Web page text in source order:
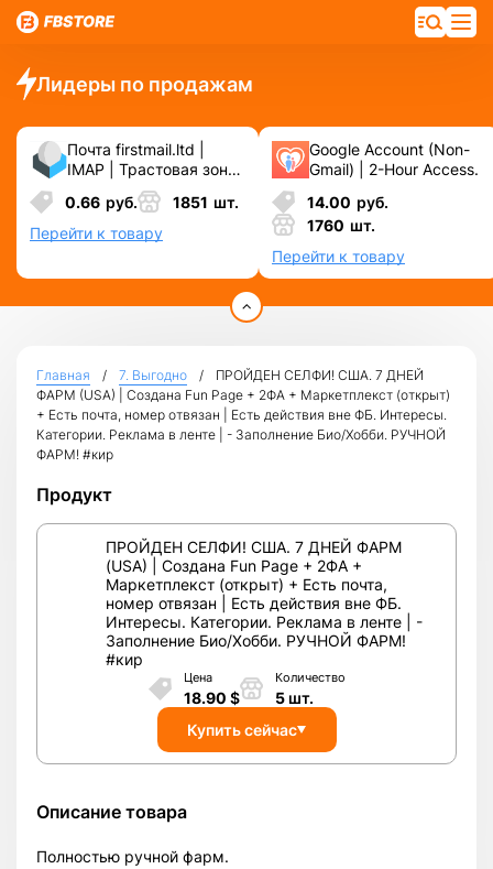
Лидеры по продажам
Почта firstmail.ltd |
IMAP | Трастовая зона
.COM ❗️ Новые, Чистые
❗️ С реальными
логинами | ☑️
Специально для ФБ/
0.66 руб. 1851 шт.
Перейти к товару
Google Account (Non-
Gmail) | 2-Hour Access.
14.00 руб.
1760 шт.
Перейти к товару
Главная 7. Выгодно
ПРОЙДЕН СЕЛФИ! США. 7 ДНЕЙ
ФАРМ (USA) | Cоздана Fun Page + 2ФА + Маркетплекст (открыт)
+ Есть почта, номер отвязан | Есть действия вне ФБ. Интересы.
Категории. Реклама в ленте | - Заполнение Био/Хобби. РУЧНОЙ
ФАРМ! #кир
Продукт
ПРОЙДЕН СЕЛФИ! США. 7 ДНЕЙ ФАРМ
(USA) | Cоздана Fun Page + 2ФА +
Маркетплекст (открыт) + Есть почта,
номер отвязан | Есть действия вне ФБ.
Интересы. Категории. Реклама в ленте | -
Заполнение Био/Хобби. РУЧНОЙ ФАРМ!
#кир
Цена
18.90 $
Количество
5 шт.
Купить сейчас
Описание товара
Полностью ручной фарм.